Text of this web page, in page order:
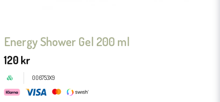
Energy Shower Gel 200 ml
120 kr
006753X9